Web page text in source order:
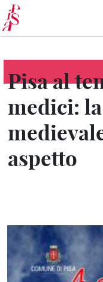
Pasar
al
contenido
principal
Pisa al
medici:
aspetto